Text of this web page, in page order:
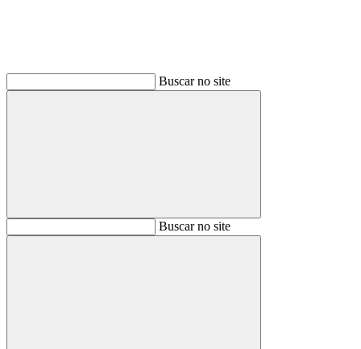
Buscar no site
BuscarBuscar no site